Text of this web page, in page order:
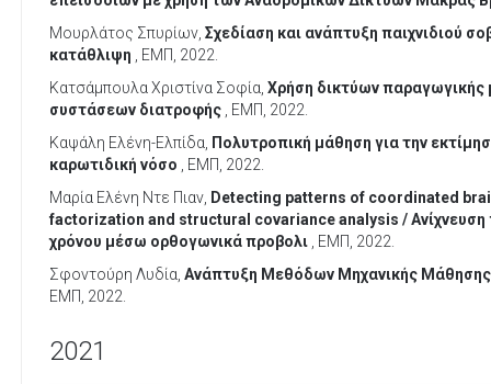
Μουρλάτος Σπυρίων, Σχεδίαση και ανάπτυξη παιχνιδιού
κατάθλιψη , ΕΜΠ, 2022.
Κατσάμπουλα Χριστίνα Σοφία, Χρήση δικτύων παραγωγικής
συστάσεων διατροφής , ΕΜΠ, 2022.
Καψάλη Ελένη-Ελπίδα,
Πολυτροπική μάθηση για την
καρωτιδική νόσο , ΕΜΠ, 2022.
Μαρία Ελένη Ντε Πιαν, Detecting patterns of coordinated
factorization and structural covariance analysis /
χρόνου μέσω ορθογωνικά προβολι , ΕΜΠ, 2022.
Σφοντούρη Λυδία, Ανάπτυξη Μεθόδων Μηχανικής Μάθησης
ΕΜΠ, 2022.
2021